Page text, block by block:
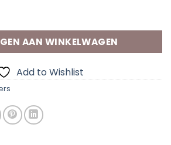
Flies " aantal
AAN WINKELWAGEN
Add to Wishlist